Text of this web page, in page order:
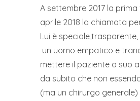
A settembre 2017 la prima
aprile 2018 la chiamata
Lui è
un uomo empatico e
mettere il paziente a suo
da subito che non
(ma un chirurgo